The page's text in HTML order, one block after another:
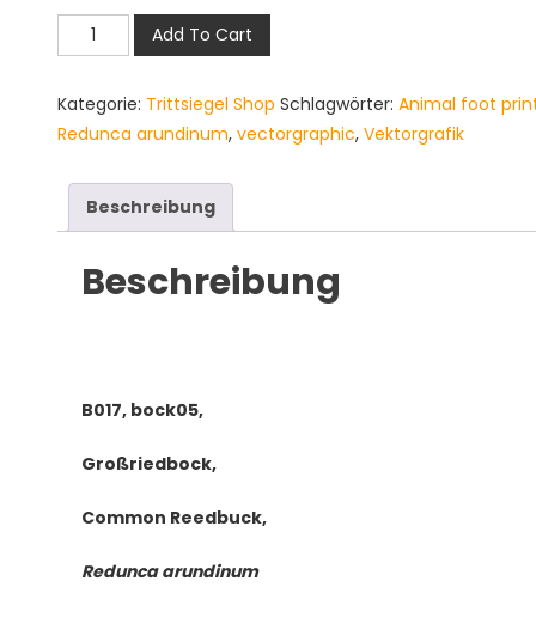
B017,
bock05,
Common
Reedbuck,
arundinum
Menge
Add To Cart
Kategorie: Trittsiegel Shop Schlagwörter:Animal foot
Redunca arundinum,vectorgraphic,Vektorgrafik
Beschreibung
Beschreibung
B017, bock05,
Großriedbock,
Common Reedbuck,
Redunca arundinum